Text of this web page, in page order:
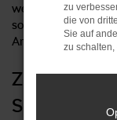
werden. Helle
sowie ein
Arbeiten in
ZUR
SUCHEN
zu
die von
Sie auf
zu